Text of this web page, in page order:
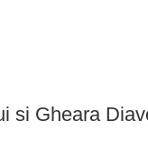
si Gheara